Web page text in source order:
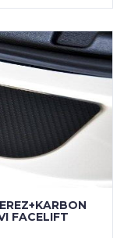
FACELIFT